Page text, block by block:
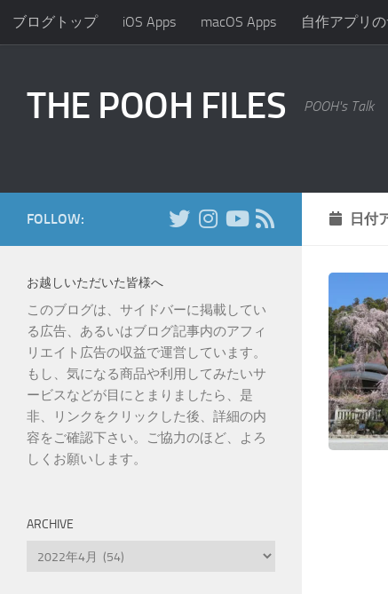
コンテンツへスキップ
ブログトップ iOS Apps macOS Apps 自作アプリ
THE POOH FILES POOH's Talk
日付
FOLLOW:
お越しいただいた皆様へ
このブログは、サイドバーに掲載してい
る広告、あるいはブログ記事内のアフィ
リエイト広告の収益で運営しています。
もし、気になる商品や利用してみたいサ
ービスなどが目にとまりましたら、是
非、リンクをクリックした後、詳細の内
容をご確認下さい。ご協力のほど、よろ
しくお願いします。
ARCHIVE
Archive